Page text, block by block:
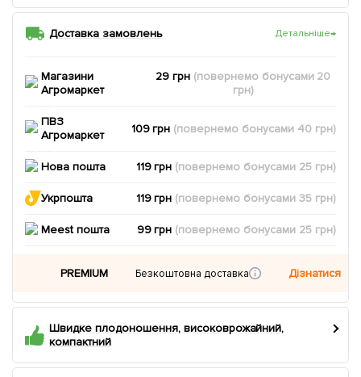
Доставка замовлень Детальніше→
Магазини
Агромаркет
29 грн (повернемобонусами 20
грн)
ПВЗ
Агромаркет
109 грн (повернемо бонусами 40 грн)
Нова пошта 119 грн (повернемо бонусами 25 грн)
Укрпошта 119 грн (повернемо бонусами35 грн)
Meest пошта 99 грн (повернемо бонусами 25 грн)
PREMIUM Безкоштовна доставка Дізнатися
Швидке плодоношення, високоврожайний,
компактний